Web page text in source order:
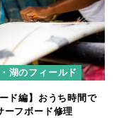
湖のフィールド
ード編】おうち時間で
ーフボード修理